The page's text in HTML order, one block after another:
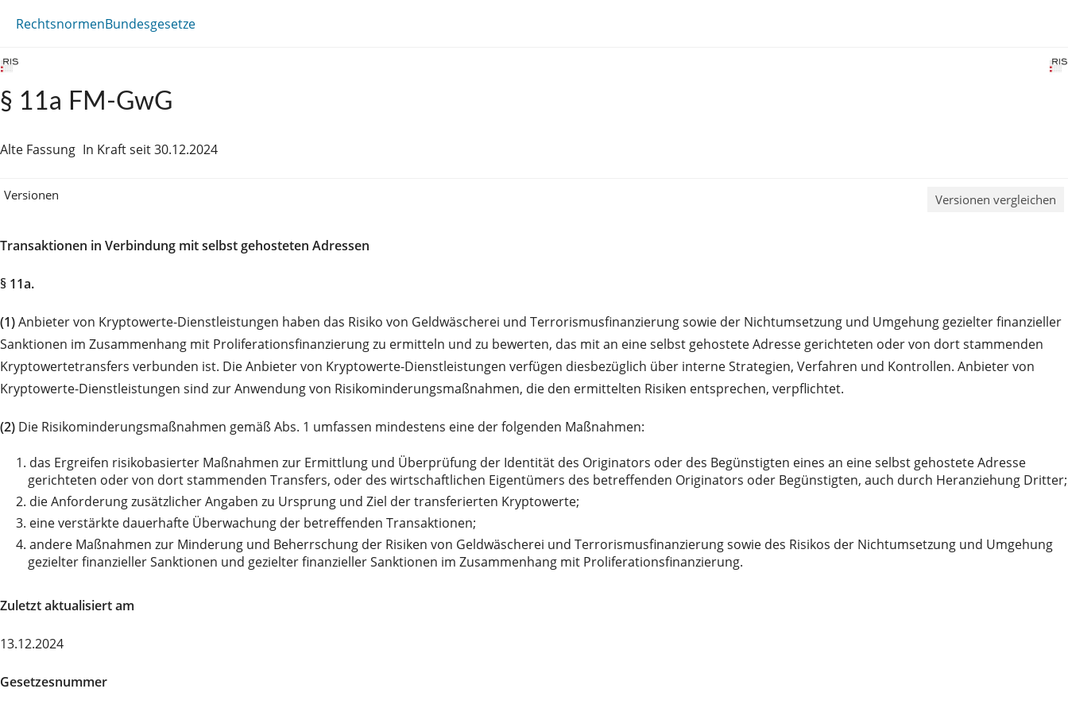
RechtsnormenBundesgesetze
§ 11a FM-GwG
Alte Fassung In Kraft seit 30.12.2024
Versionen Versionen vergleichen
Transaktionen in Verbindung mit selbst gehosteten Adressen
§ 11a.
(1)Anbieter von Kryptowerte-Dienstleistungen haben das Risiko von Geldwäscherei und Terrorismusfinanzierung sowie der Nichtumsetzung und Umgehung gezielter finanzieller
Sanktionen im Zusammenhang mit Proliferationsfinanzierung zu ermitteln und zu bewerten, das mit an eine selbst gehostete Adresse gerichteten oder von dort stammenden
Kryptowertetransfers verbunden ist. Die Anbieter von Kryptowerte-Dienstleistungen verfügen diesbezüglich über interne Strategien, Verfahren und Kontrollen. Anbieter von
Kryptowerte-Dienstleistungen sind zur Anwendung von Risikominderungsmaßnahmen, die den ermittelten Risiken entsprechen, verpflichtet.
(2) Die Risikominderungsmaßnahmen gemäß Abs. 1 umfassen mindestens eine der folgenden Maßnahmen:
1. das Ergreifen risikobasierter Maßnahmen zur Ermittlung und Überprüfung der Identität des Originators oder des Begünstigten eines an eine selbst gehostete Adresse
gerichteten oder von dort stammenden Transfers, oder des wirtschaftlichen Eigentümers des betreffenden Originators oder Begünstigten, auch durch Heranziehung Dritter;
2. die Anforderung zusätzlicher Angaben zu Ursprung und Ziel der transferierten Kryptowerte;
3. eine verstärkte dauerhafte Überwachung der betreffenden Transaktionen;
4. andere Maßnahmen zur Minderung und Beherrschung der Risiken von Geldwäscherei und Terrorismusfinanzierung sowie des Risikos der Nichtumsetzung und Umgehung
gezielter finanzieller Sanktionen und gezielter finanzieller Sanktionen im Zusammenhang mit Proliferationsfinanzierung.
Zuletzt aktualisiert am
13.12.2024
Gesetzesnummer